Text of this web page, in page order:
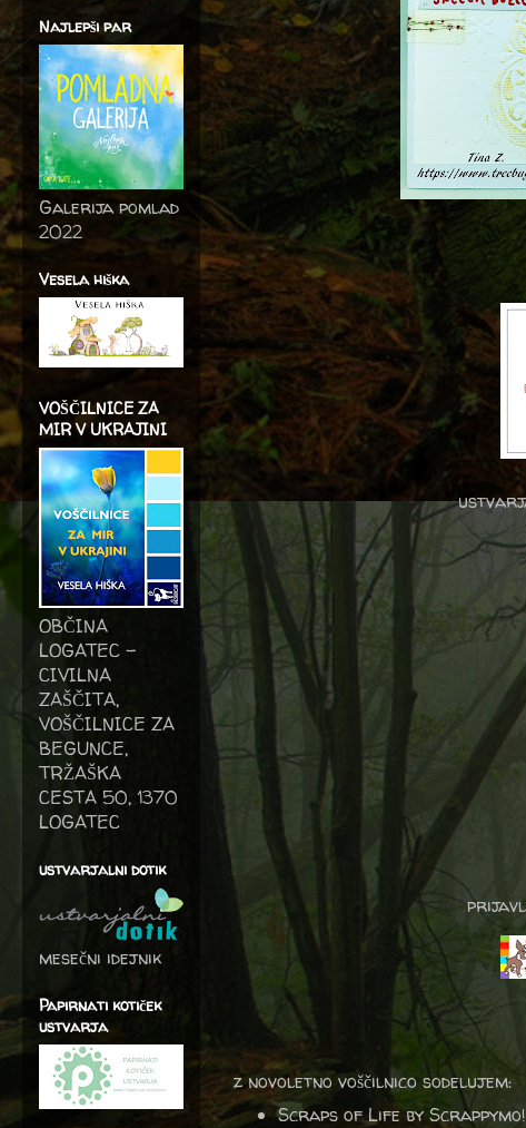
z novoletno voščilnico sodelujem:
Scraps of Life by
Najlepši par
Galerija pomlad
2022
Vesela hiška
VOŠČILNICE ZA
MIR V UKRAJINI
OBČINA
LOGATEC -
CIVILNA
ZAŠČITA,
VOŠČILNICE ZA
BEGUNCE,
TRŽAŠKA
CESTA 50, 1370
LOGATEC
ustvarjalni dotik
mesečni idejnik
Papirnati kotiček
ustvarja